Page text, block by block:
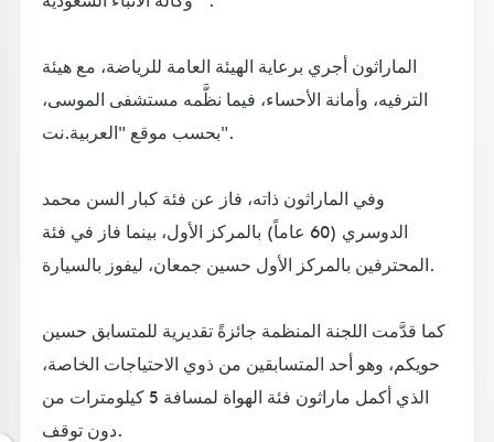
الماراثون أجري برعاية الهيئة العامة للرياضة، مع هيئة
الترفيه، وأمانة الأحساء، فيما نظَّمه مستشفى الموسى،
بحسب موقع "العربية.نت".
وفي الماراثون ذاته، فاز عن فئة كبار السن محمد
الدوسري (60 عاماً) بالمركز الأول، بينما فاز في فئة
المحترفين بالمركز الأول حسين جمعان، ليفوز بالسيارة.
كما قدَّمت اللجنة المنظمة جائزةً تقديرية للمتسابق حسين
حويكم، وهو أحد المتسابقين من ذوي الاحتياجات الخاصة،
الذي أكمل ماراثون فئة الهواة لمسافة 5 كيلومترات من
دون توقف.